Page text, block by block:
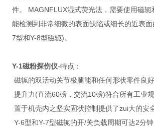
件。 MAGNFLUX湿式荧光法，需要使用磁轭
能检测到非常细微的表面缺陷或细长的近表
7型和Y-8型磁轭)。
Y-1磁粉探伤仪-特点：
磁轭的双活动关节极腿能和任何形状零件良好接触
提升力(直流60磅，交流10磅)符合所有工业规范
置于机壳内之坚实固状控制提供了zui大的安全度
Y-6型和Y-7型磁轭的开/关负载周期可达2分钟